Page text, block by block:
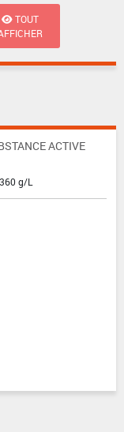
TOUT
ACTIVE
g/L